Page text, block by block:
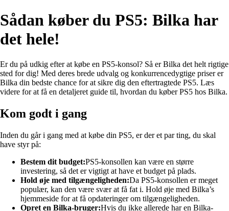
Sådan køber du PS5: Bilka har
det hele!
Er du på udkig efter at købe en PS5-konsol? Så er Bilka det helt rigtige
sted for dig! Med deres brede udvalg og konkurrencedygtige priser er
Bilka din bedste chance for at sikre dig den eftertragtede PS5. Læs
videre for at få en detaljeret guide til, hvordan du køber PS5 hos Bilka.
Kom godt i gang
Inden du går i gang med at købe din PS5, er der et par ting, du skal
have styr på:
Bestem dit budget:PS5-konsollen kan være en større
investering, så det er vigtigt at have et budget på plads.
Hold øje med tilgængeligheden:Da PS5-konsollen er meget
populær, kan den være svær at få fat i. Hold øje med Bilka’s
hjemmeside for at få opdateringer om tilgængeligheden.
Opret en Bilka-bruger:Hvis du ikke allerede har en Bilka-